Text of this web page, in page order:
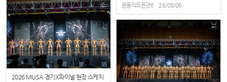
운동의모든것6 26/08/06
2026 MUSA 경기X파이널 현장 스케치